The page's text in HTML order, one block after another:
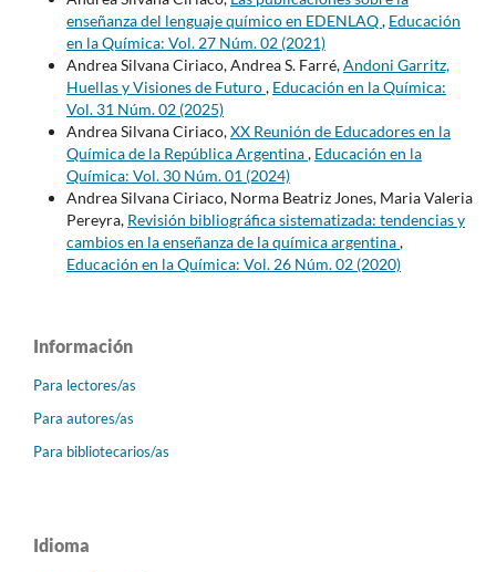
enseñanza del lenguaje químico en EDENLAQ, Educación
en la Química: Vol. 27 Núm. 02 (2021)
Andrea Silvana Ciriaco, Andrea S. Farré,Andoni Garritz,
Huellas y Visiones de Futuro, Educación en la Química:
Vol. 31 Núm. 02 (2025)
Andrea Silvana Ciriaco,XX Reunión de Educadores en la
Química de la República Argentina, Educación en la
Química: Vol. 30 Núm. 01 (2024)
Andrea Silvana Ciriaco, Norma Beatriz Jones, Maria Valeria
Pereyra, Revisión bibliográfica sistematizada: tendencias y
cambios en la enseñanza de la química argentina,
Educación en la Química: Vol. 26 Núm. 02 (2020)
Información
Para lectores/as
Para autores/as
Para bibliotecarios/as
Idioma